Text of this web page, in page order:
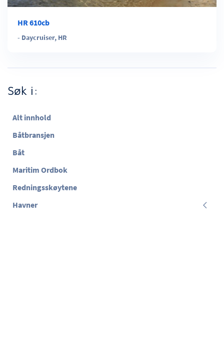
HR 610cb
- Daycruiser, HR
Søk i:
Alt innhold
Båtbransjen
Båt
Maritim Ordbok
Redningsskøytene
Havner